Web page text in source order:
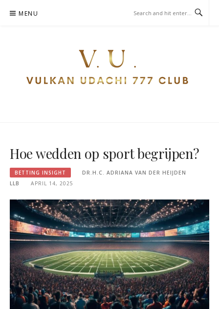
MENU
Hoe wedden op sport begrijpen?
BETTING INSIGHT
DR.H.C. ADRIANA VAN DER HEIJDEN
LLB
APRIL 14, 2025